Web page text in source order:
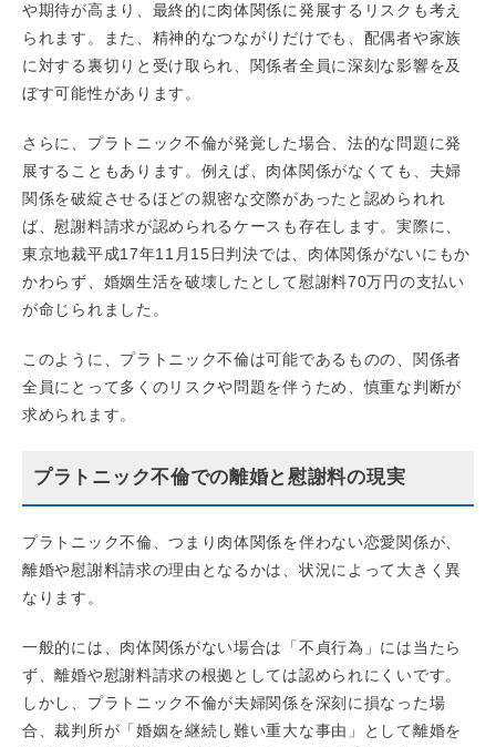
や期待が高まり、最終的に肉体関係に発展するリスクも考え
られます。また、精神的なつながりだけでも、配偶者や家族
に対する裏切りと受け取られ、関係者全員に深刻な影響を及
ぼす可能性があります。
さらに、プラトニック不倫が発覚した場合、法的な問題に発
展することもあります。例えば、肉体関係がなくても、夫婦
関係を破綻させるほどの親密な交際があったと認められれ
ば、慰謝料請求が認められるケースも存在します。実際に、
東京地裁平成17年11月15日判決では、肉体関係がないにもか
かわらず、婚姻生活を破壊したとして慰謝料70万円の支払い
が命じられました。
このように、プラトニック不倫は可能であるものの、関係者
全員にとって多くのリスクや問題を伴うため、慎重な判断が
求められます。
プラトニック不倫での離婚と慰謝料の現実
プラトニック不倫、つまり肉体関係を伴わない恋愛関係が、
離婚や慰謝料請求の理由となるかは、状況によって大きく異
なります。
一般的には、肉体関係がない場合は「不貞行為」には当たら
ず、離婚や慰謝料請求の根拠としては認められにくいです。
しかし、プラトニック不倫が夫婦関係を深刻に損なった場
合、裁判所が「婚姻を継続し難い重大な事由」として離婚を